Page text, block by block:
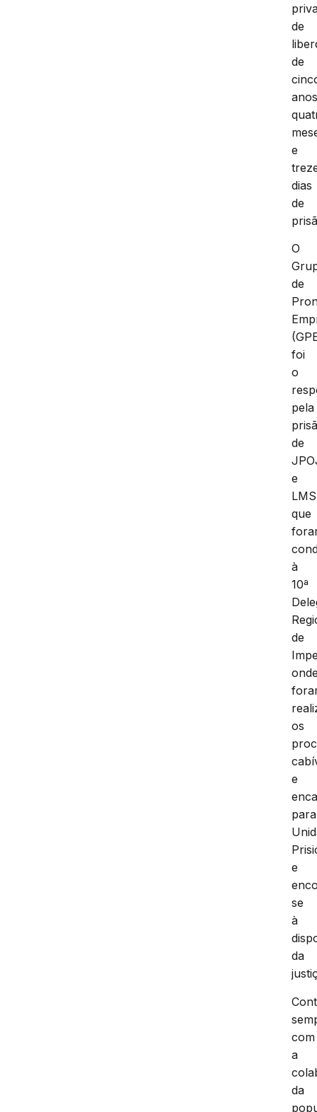
de
de
e
dias
de
O
de
foi
o
pela
de
e
que
à
10ª
de
os
e
para
e
se
à
da
com
a
da